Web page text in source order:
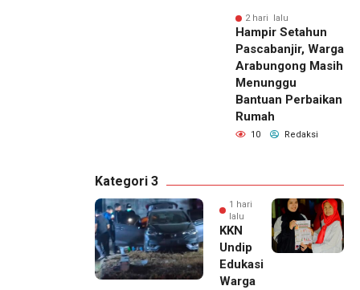
2 hari lalu
Hampir Setahun
Pascabanjir, Warga
Arabungong Masih
Menunggu
Bantuan Perbaikan
Rumah
10 Redaksi
Kategori 3
1 hari
lalu
KKN
Undip
Edukasi
Warga